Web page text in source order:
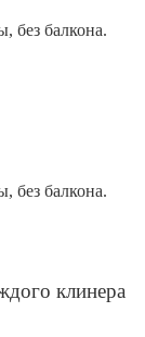
без балкона.
без балкона.
клинера